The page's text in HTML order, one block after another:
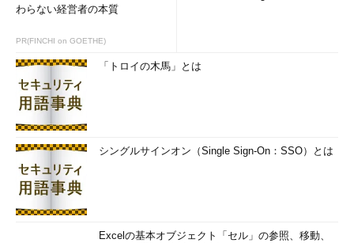
わらない経営者の本質
PR(FINCHI on GOETHE)
「トロイの木馬」とは
シングルサインオン（Single Sign-On：SSO）とは
Excelの基本オブジェクト「セル」の参照、移動、